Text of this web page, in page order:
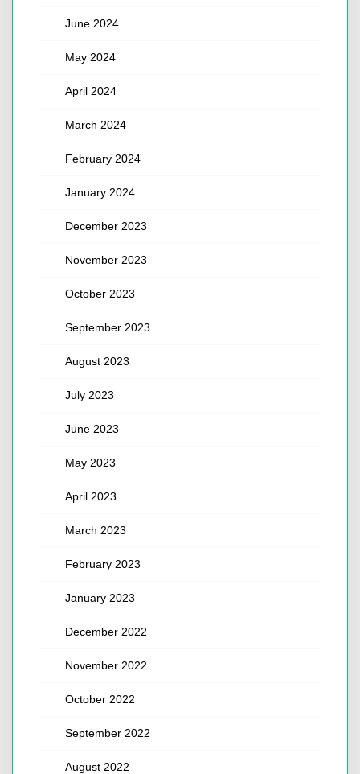
June 2024
May 2024
April 2024
March 2024
February 2024
January 2024
December 2023
November 2023
October 2023
September 2023
August 2023
July 2023
June 2023
May 2023
April 2023
March 2023
February 2023
January 2023
December 2022
November 2022
October 2022
September 2022
August 2022